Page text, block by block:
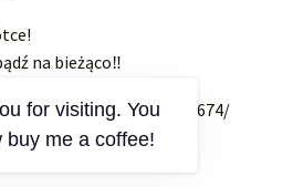
na bieżąco‼
events/843348526810674/
for visiting. You
buy me a coffee!